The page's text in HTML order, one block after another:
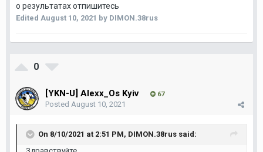
о результатах отпишитесь
Edited August 10, 2021 by DIMON.38rus
0
[YKN-U] Alexx_Os Kyiv 67
Posted August 10, 2021
On 8/10/2021 at 2:51 PM, DIMON.38rus said: